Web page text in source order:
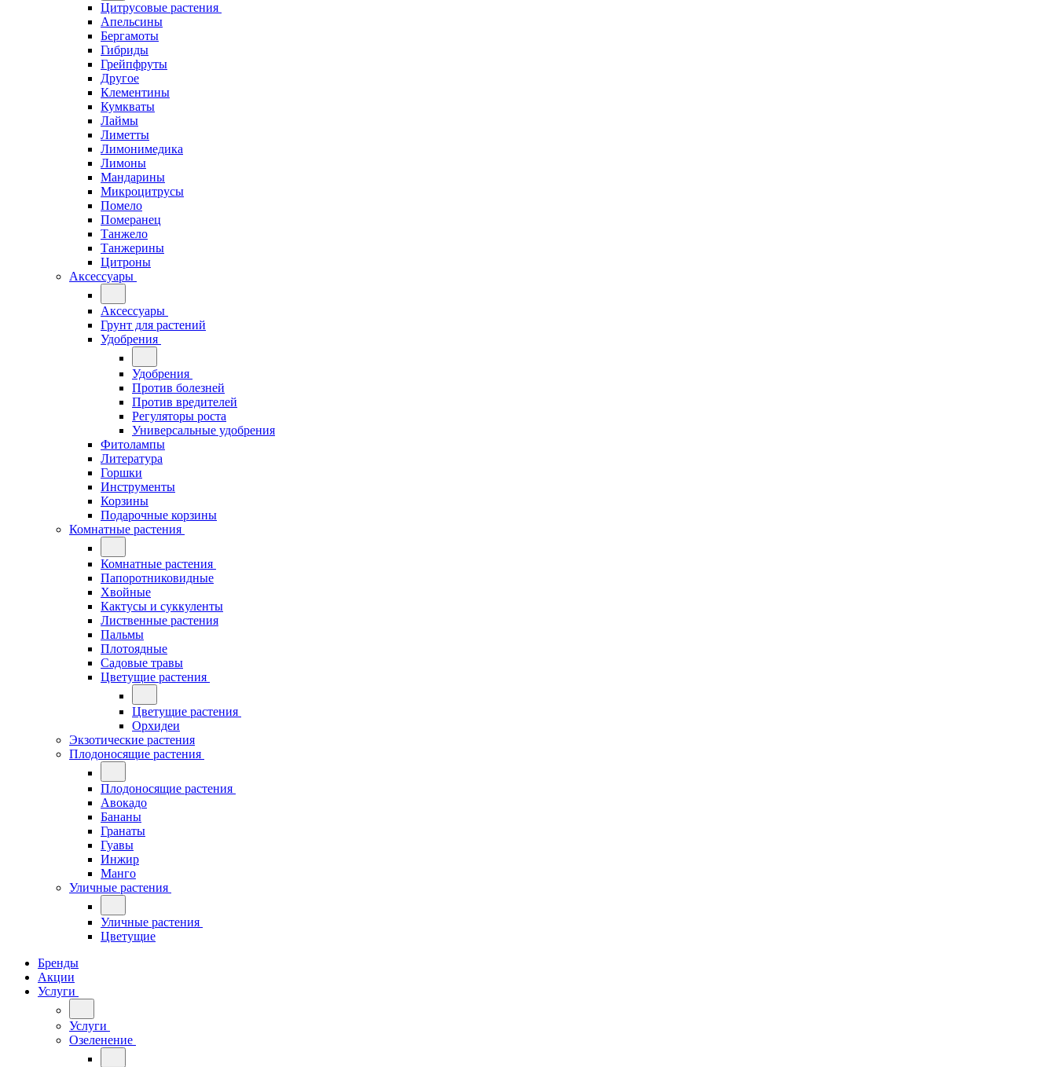
Цитрусовые растения
Апельсины
Бергамоты
Гибриды
Грейпфруты
Другое
Клементины
Кумкваты
Лаймы
Лиметты
Лимонимедика
Лимоны
Мандарины
Микроцитрусы
Помело
Померанец
Танжело
Танжерины
Цитроны
Аксессуары
Аксессуары
Грунт для растений
Удобрения
Удобрения
Против болезней
Против вредителей
Регуляторы роста
Универсальные удобрения
Фитолампы
Литература
Горшки
Инструменты
Корзины
Подарочные корзины
Комнатные растения
Комнатные растения
Папоротниковидные
Хвойные
Кактусы и суккуленты
Лиственные растения
Пальмы
Плотоядные
Садовые травы
Цветущие растения
Цветущие растения
Орхидеи
Экзотические растения
Плодоносящие растения
Плодоносящие растения
Авокадо
Бананы
Гранаты
Гуавы
Инжир
Манго
Уличные растения
Уличные растения
Цветущие
Бренды
Акции
Услуги
Услуги
Озеленение